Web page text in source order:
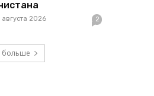
августа 2026 2
больше